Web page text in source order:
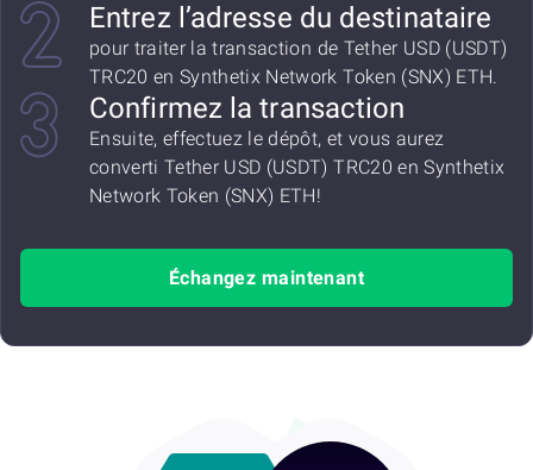
Entrez l’adresse du destinataire
pour traiter la transaction de Tether USD (USDT)
TRC20 en Synthetix Network Token (SNX) ETH.
Confirmez la transaction
Ensuite, effectuez le dépôt, et vous aurez
converti Tether USD (USDT) TRC20 en Synthetix
Network Token (SNX) ETH!
Échangez maintenant